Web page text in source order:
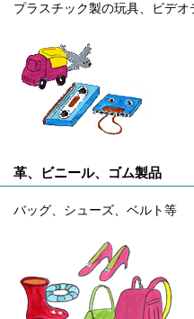
プラスチック製の玩具、ビデ
革、ビニール、ゴム製品
バッグ、シューズ、ベルト等